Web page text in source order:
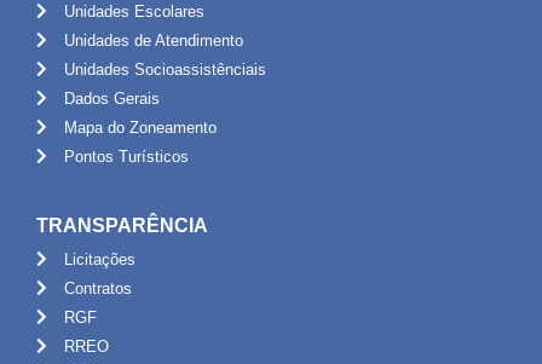
Unidades Escolares
Unidades de Atendimento
Unidades Socioassistênciais
Dados Gerais
Mapa do Zoneamento
Pontos Turísticos
TRANSPARÊNCIA
Licitações
Contratos
RGF
RREO